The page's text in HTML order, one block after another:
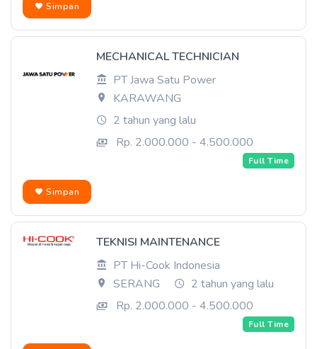
Simpan
MECHANICAL TECHNICIAN
PT Jawa Satu Power
KARAWANG
2 tahun yang lalu
Rp. 2.000.000 - 4.500.000
Full Time
Simpan
TEKNISI MAINTENANCE
PT Hi-Cook Indonesia
SERANG
2 tahun yang lalu
Rp. 2.000.000 - 4.500.000
Full Time